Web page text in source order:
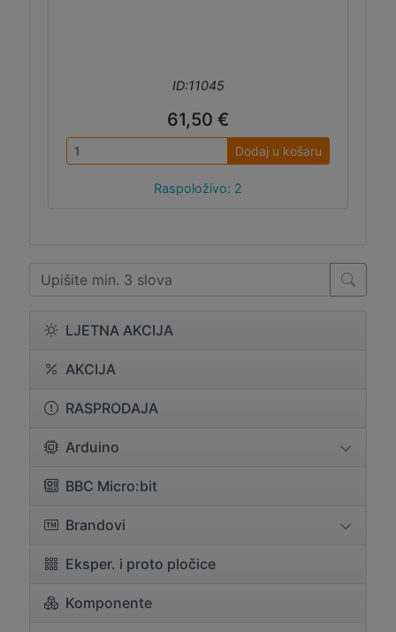
LJETNA AKCIJA
AKCIJA
RASPRODAJA
Arduino
BBC Micro:bit
Brandovi
Eksper. i proto pločice
Komponente
ID:11045
61,50 €
Dodaj u košaru
Raspoloživo: 2